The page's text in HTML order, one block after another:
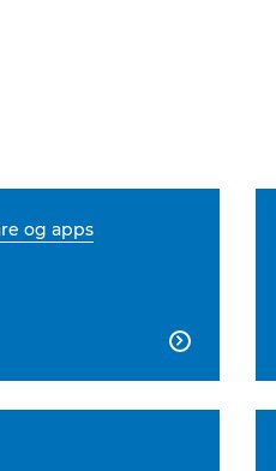
og apps
